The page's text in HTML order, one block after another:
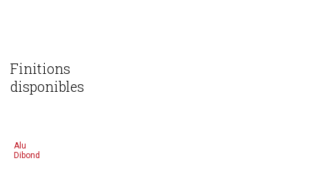
Finitions
disponibles
Alu
Dibond